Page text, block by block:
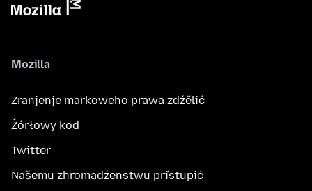
Mozilla
Zranjenje markoweho prawa zdźělić
Žórłowy kod
Twitter
Našemu zhromadźenstwu přistupić